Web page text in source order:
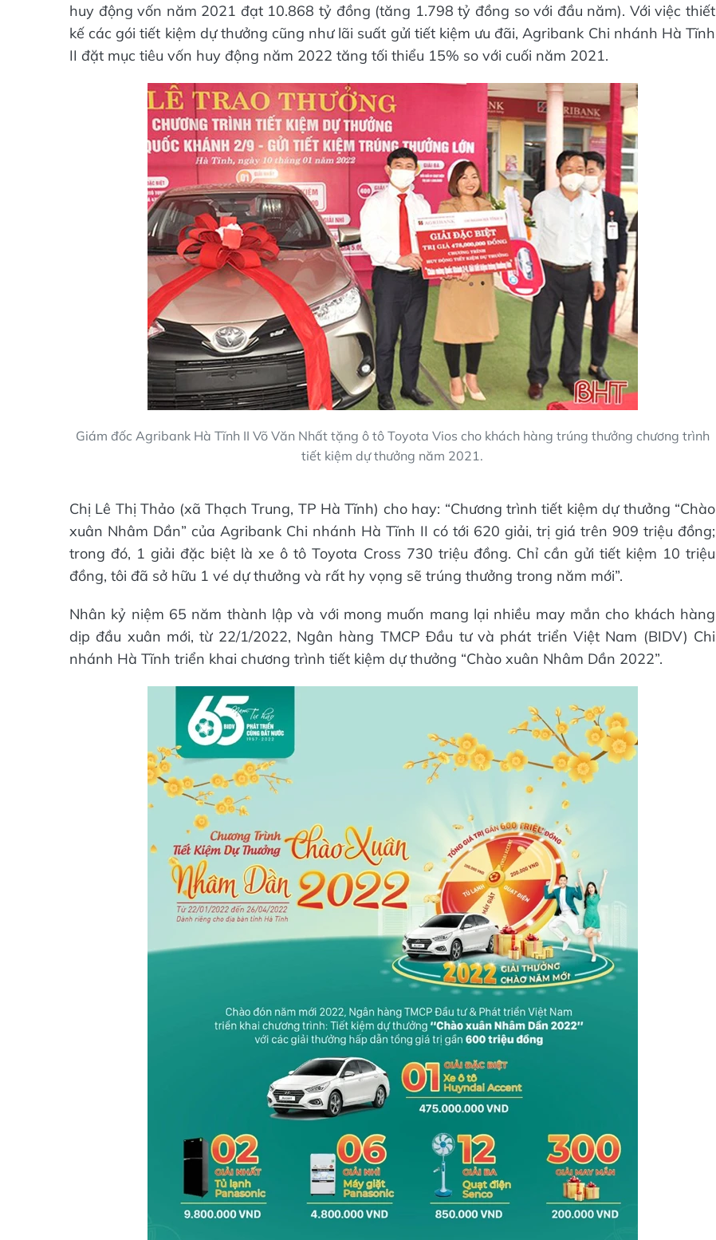
huy động vốn năm 2021 đạt 10.868 tỷ đồng (tăng 1.798 tỷ đồng so với đầu năm). Với việc thiết
kế các gói tiết kiệm dự thưởng cũng như lãi suất gửi tiết kiệm ưu đãi, Agribank Chi nhánh Hà Tĩnh
II đặt mục tiêu vốn huy động năm 2022 tăng tối thiểu 15% so với cuối năm 2021.
Giám đốc Agribank Hà Tĩnh II Võ Văn Nhất tặng ô tô Toyota Vios cho khách hàng trúng thưởng chương trình
tiết kiệm dự thưởng năm 2021.
Chị Lê Thị Thảo (xã Thạch Trung, TP Hà Tĩnh) cho hay: “Chương trình tiết kiệm dự thưởng “Chào
xuân Nhâm Dần” của Agribank Chi nhánh Hà Tĩnh II có tới 620 giải, trị giá trên 909 triệu đồng;
trong đó, 1 giải đặc biệt là xe ô tô Toyota Cross 730 triệu đồng. Chỉ cần gửi tiết kiệm 10 triệu
đồng, tôi đã sở hữu 1 vé dự thưởng và rất hy vọng sẽ trúng thưởng trong năm mới”.
Nhân kỷ niệm 65 năm thành lập và với mong muốn mang lại nhiều may mắn cho khách hàng
dịp đầu xuân mới, từ 22/1/2022, Ngân hàng TMCP Đầu tư và phát triển Việt Nam (BIDV) Chi
nhánh Hà Tĩnh triển khai chương trình tiết kiệm dự thưởng “Chào xuân Nhâm Dần 2022”.